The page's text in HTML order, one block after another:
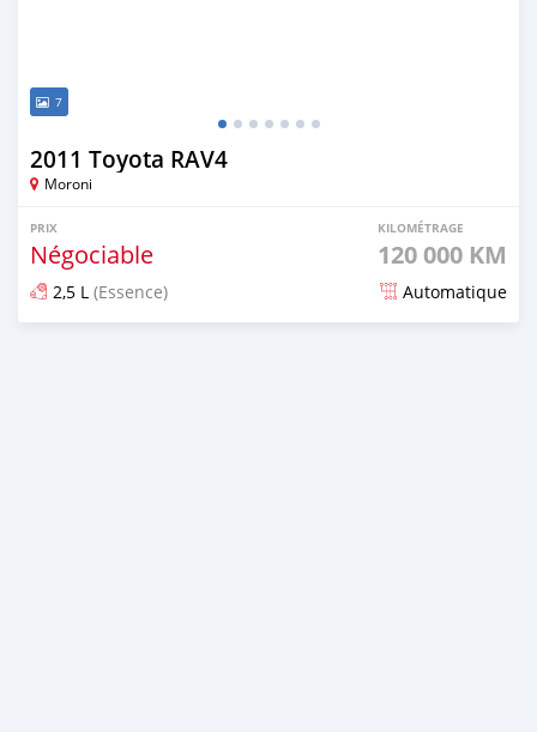
7
2011 Toyota RAV4
Moroni
PRIX
Négociable
KILOMÉTRAGE
120 000 KM
2,5 L (Essence) Automatique